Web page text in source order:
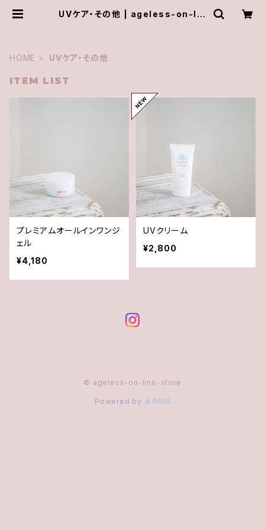
UVケア・その他 | ageless-on-lin
HOME UVケア・その他
ITEM LIST
プレミアムオールインワンジ
ェル
¥4,180
UVクリーム
¥2,800
© ageless-on-line-store
Powered by